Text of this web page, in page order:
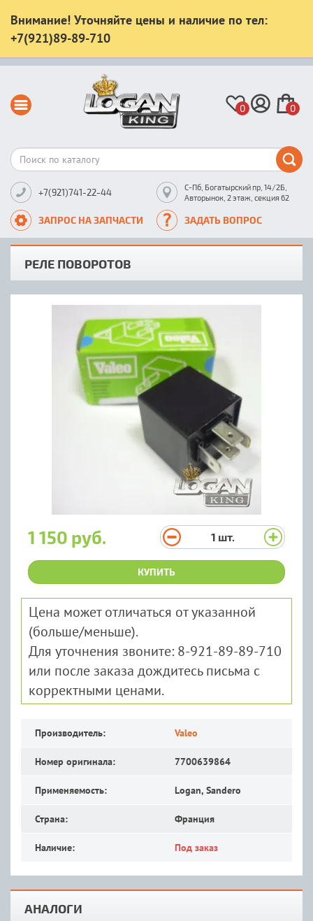
Внимание! Уточняйте цены и наличие по тел:
+7(921)89-89-710
0 0
+7(921)741-22-44
С-Пб, Богатырский пр, 14/2Б,
Авторынок, 2 этаж, секция 62
ЗАПРОС НА ЗАПЧАСТИ ЗАДАТЬ ВОПРОС
РЕЛЕ ПОВОРОТОВ
1 150 руб. 1 шт.
КУПИТЬ
Цена может отличаться от указанной
(больше/меньше).
Для уточнения звоните: 8-921-89-89-710
или после заказа дождитесь письма с
корректными ценами.
Производитель: Valeo
Номер оригинала: 7700639864
Применяемость: Logan, Sandero
Страна: Франция
Наличие: Под заказ
АНАЛОГИ